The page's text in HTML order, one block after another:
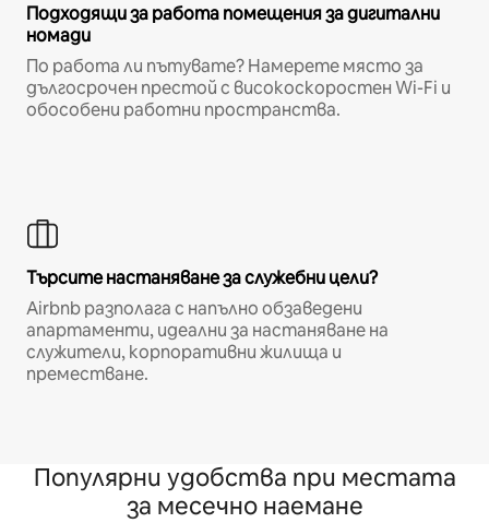
Подходящи за работа помещения за дигитални
номади
По работа ли пътувате? Намерете място за
дългосрочен престой с високоскоростен Wi-Fi и
обособени работни пространства.
Търсите настаняване за служебни цели?
Airbnb разполага с напълно обзаведени
апартаменти, идеални за настаняване на
служители, корпоративни жилища и
преместване.
Популярни удобства при местата
за месечно наемане